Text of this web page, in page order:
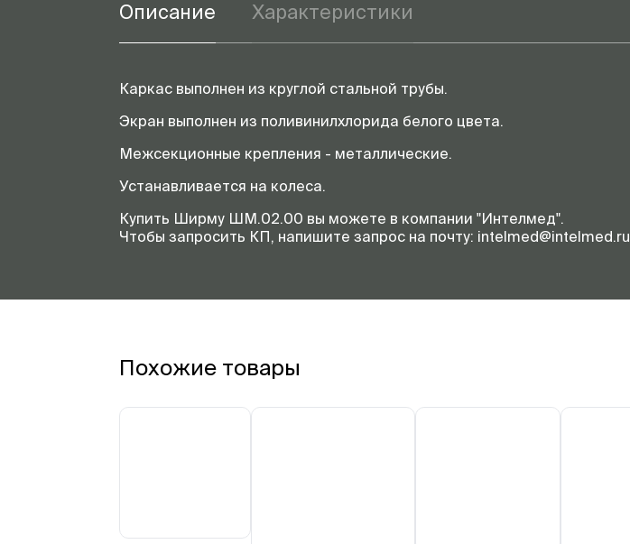
Описание Характеристики
Каркас выполнен из круглой стальной трубы.
Экран выполнен из поливинилхлорида белого цвета.
Межсекционные крепления - металлические.
Устанавливается на колеса.
Купить Ширму ШМ.02.00 вы можете в компании "Интелмед".
Чтобы запросить КП, напишите запрос на почту: intelmed@intelmed.ru
Похожие товары